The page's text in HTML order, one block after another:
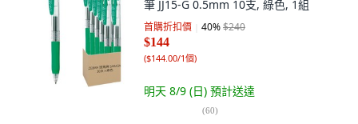
筆 JJ15-G 0.5mm 10支, 綠色, 1組
首購折扣價 40%$240
$144
($144.00/1個)
明天 8/9 (日) 預計送達
(60)